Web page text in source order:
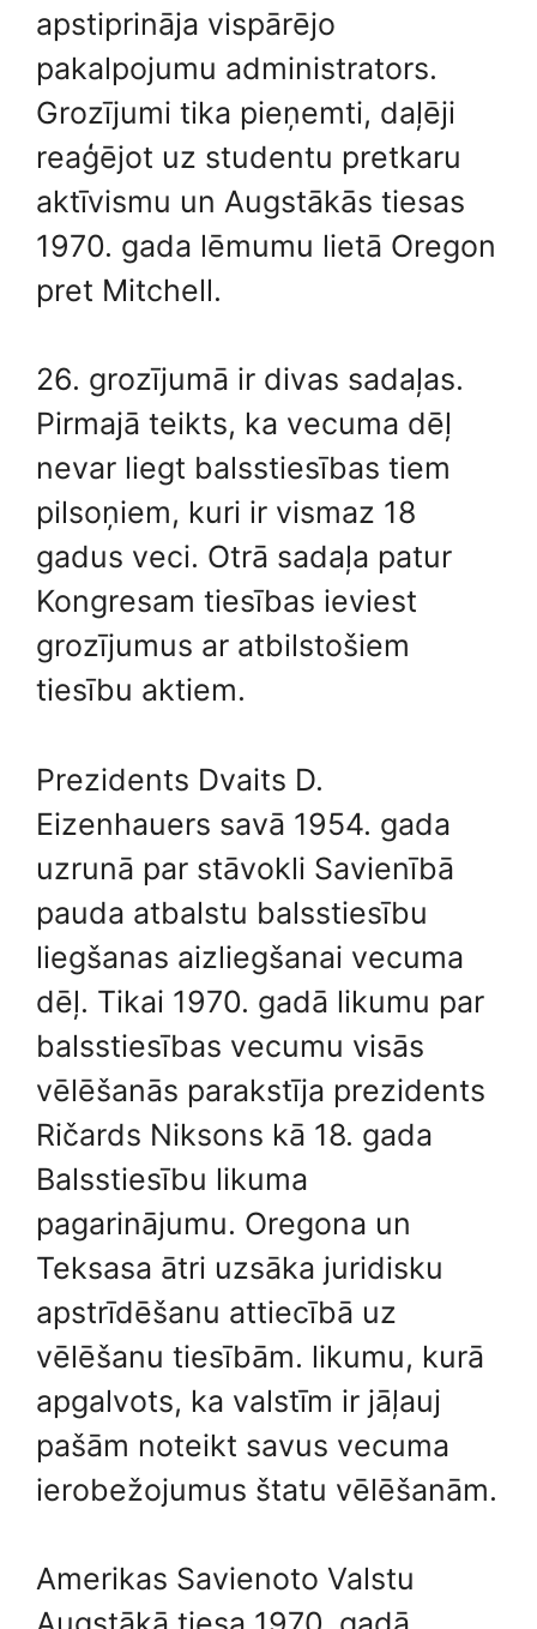
apstiprināja vispārējo
pakalpojumu administrators.
Grozījumi tika pieņemti, daļēji
reaģējot uz studentu pretkaru
aktīvismu un Augstākās tiesas
1970. gada lēmumu lietā Oregon
pret Mitchell.
26. grozījumā ir divas sadaļas.
Pirmajā teikts, ka vecuma dēļ
nevar liegt balsstiesības tiem
pilsoņiem, kuri ir vismaz 18
gadus veci. Otrā sadaļa patur
Kongresam tiesības ieviest
grozījumus ar atbilstošiem
tiesību aktiem.
Prezidents Dvaits D.
Eizenhauers savā 1954. gada
uzrunā par stāvokli Savienībā
pauda atbalstu balsstiesību
liegšanas aizliegšanai vecuma
dēļ. Tikai 1970. gadā likumu par
balsstiesības vecumu visās
vēlēšanās parakstīja prezidents
Ričards Niksons kā 18. gada
Balsstiesību likuma
pagarinājumu. Oregona un
Teksasa ātri uzsāka juridisku
apstrīdēšanu attiecībā uz
vēlēšanu tiesībām. likumu, kurā
apgalvots, ka valstīm ir jāļauj
pašām noteikt savus vecuma
ierobežojumus štatu vēlēšanām.
Amerikas Savienoto Valstu